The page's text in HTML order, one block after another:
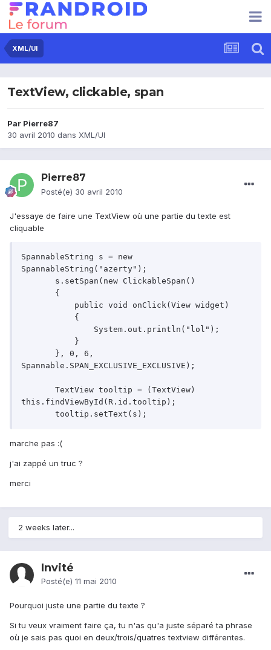
XML/UI
TextView, clickable, span
Par Pierre87
30 avril 2010 dans XML/UI
Pierre87
Posté(e) 30 avril 2010
J'essaye de faire une TextView où une partie du texte est
cliquable
SpannableString s = new
SpannableString("azerty");
Spannable.SPAN_EXCLUSIVE_EXCLUSIVE);
this.findViewById(R.id.tooltip);
marche pas :(
j'ai zappé un truc ?
merci
2 weeks later...
Invité
Posté(e) 11 mai 2010
Pourquoi juste une partie du texte ?
Si tu veux vraiment faire ça, tu n'as qu'a juste séparé ta phrase
où je sais pas quoi en deux/trois/quatres textview différentes.